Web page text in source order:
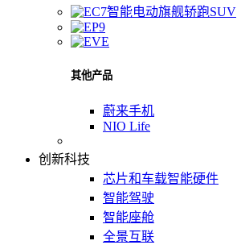
智能电动旗舰轿跑SUV
其他产品
蔚来手机
NIO Life
创新科技
芯片和车载智能硬件
智能驾驶
智能座舱
全景互联